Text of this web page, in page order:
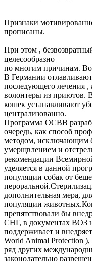
Признаки
прописаны.
При этом ,
целесообразно
по многим причинам. Во
В Германии
последующего лечения ,
волонтеры из приютов.
кошек устанавливают
централизованно.
Программа ОСВВ
очередь, как способ
методом, исключающим
умерщвлением и
рекомендации
уделяется в данной
популяции собак от
дополнительная мера,
популяции
препятствовали бы
СНГ, в документах ВОЗ
поддерживает и
World Animal Protection
ряд других
законодательно